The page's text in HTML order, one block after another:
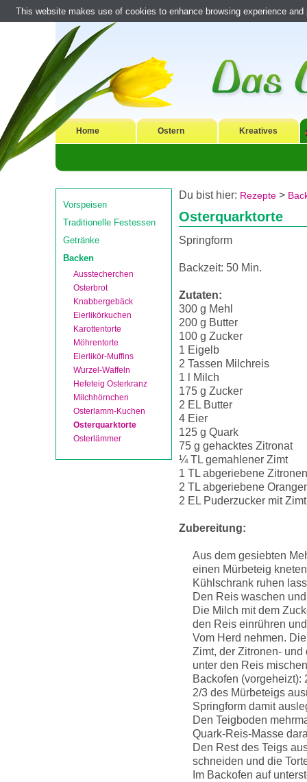
Home Ostern Kreatives
Vorspeisen
Traditionelle Festessen
Getränke
Backen
Ausstecherchen
Osterbrot
Knabbergebäck
Eierlikörkuchen
Karottentorte
Möhrentorte
Eierlikör-Muffins
Wurzel-Waffeln
Hefeteig Osterkranz
Milchhörnchen
Osterlamm-Kuchen
Osterquarktorte
Osterlämmer
Du bist hier: Rezepte >
Osterquarktorte
Springform
Backzeit: 50 Min.
Zutaten:
300 g Mehl
200 g Butter
100 g Zucker
1 Eigelb
2 Tassen Milchreis
1 l Milch
175 g Zucker
2 EL Butter
4 Eier
125 g Quark
75 g gehacktes Zitronat
¼ TL gemahlener Zimt
1 TL abgeriebene
2 TL abgeriebene
2 EL Puderzucker mit
Zubereitung:
Aus dem gesiebten
einen Mürbeteig
Kühlschrank ruhen
Den Reis waschen
Die Milch mit dem
den Reis einrühren
Vom Herd nehmen.
Zimt, der Zitronen-
unter den Reis
Backofen (vorgeheizt):
2/3 des Mürbeteigs
Springform damit
Den Teigboden
Quark-Reis-Masse
Den Rest des Teigs
schneiden und die
Im Backofen auf
This website makes use of cookies to enhance browsing experience